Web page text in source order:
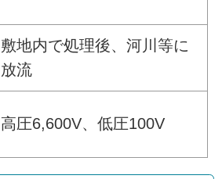
敷地内で処理後、河川等に
放流
高圧6,600V、低圧100V